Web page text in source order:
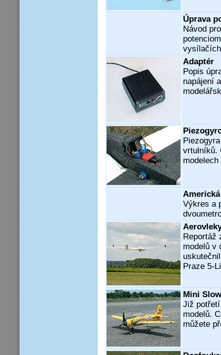
Úprava
Návod
Adaptér
Popis
napájení
vrtulníků.
Výkres a
Reportáž
modelů v
Praze 5-
Mini
Již
modelů.
můžete